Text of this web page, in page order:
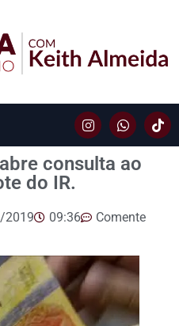
consulta ao
do IR.
2019 09:36 Comente